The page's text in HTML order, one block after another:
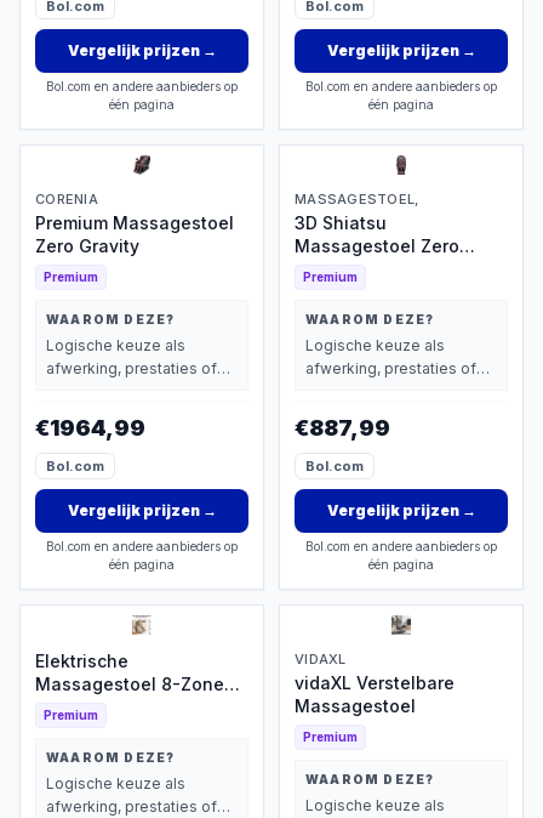
Bol.com
Vergelijk prijzen→
Bol.com en andere aanbieders op
één pagina
Bol.com
Vergelijk prijzen→
Bol.com en andere aanbieders op
één pagina
CORENIA
Premium Massagestoel
Zero Gravity
Premium
WAAROM DEZE?
Logische keuze als
afwerking, prestaties of
€1964,99
Bol.com
Vergelijk prijzen→
Bol.com en andere aanbieders op
één pagina
MASSAGESTOEL,
3D Shiatsu
Massagestoel Zero
Gravity
Premium
WAAROM DEZE?
Logische keuze als
afwerking, prestaties of
€887,99
Bol.com
Vergelijk prijzen→
Bol.com en andere aanbieders op
één pagina
Elektrische
Massagestoel 8-Zone
Warmte
Premium
WAAROM DEZE?
Logische keuze als
afwerking, prestaties of
VIDAXL
vidaXL Verstelbare
Massagestoel
Premium
WAAROM DEZE?
Logische keuze als